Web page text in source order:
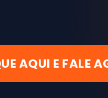
AQUI E FALE